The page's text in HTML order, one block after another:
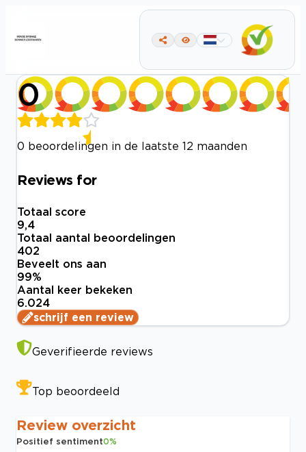
0
0 beoordelingen in de laatste 12 maanden
Reviews for
Totaal score
9,4
Totaal aantal beoordelingen
402
Beveelt ons aan
99%
Aantal keer bekeken
6.024
schrijf een review
Geverifieerde reviews
Top beoordeeld
Review overzicht
Positief sentiment0%